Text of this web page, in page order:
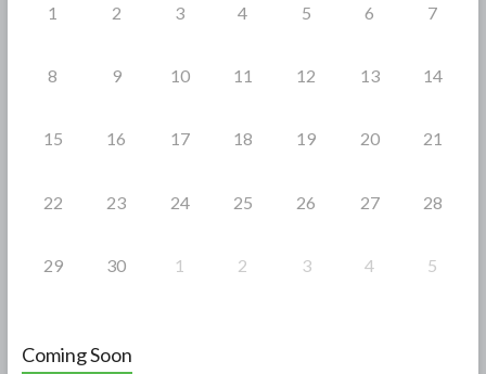
1 2 3 4 5 6 7
8 9 10 11 12 13 14
15 16 17 18 19 20 21
22 23 24 25 26 27 28
29 30 1 2 3 4 5
Coming Soon